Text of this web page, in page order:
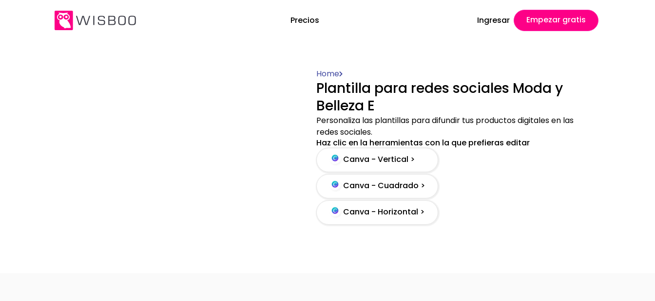
Precios Ingresar Empezar gratis
Home
Plantilla para redes sociales Moda y
Belleza E
Personaliza las plantillas para difundir tus productos digitales en las
redes sociales.
Haz clic en la herramientas con la que prefieras editar
Canva - Vertical >
Canva - Cuadrado >
Canva - Horizontal >